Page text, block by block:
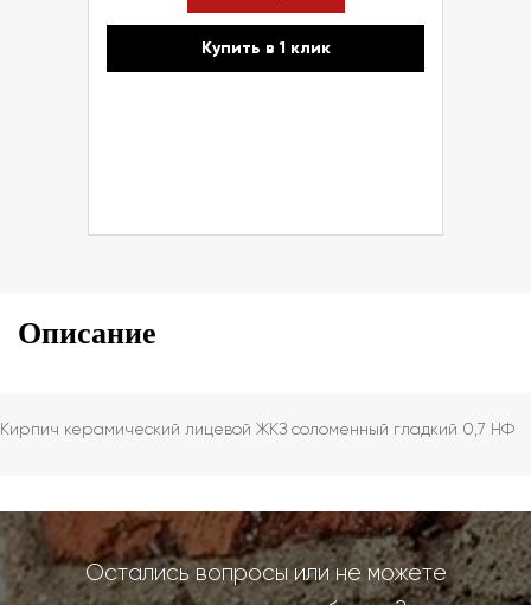
Купить в 1 клик
Описание
Кирпич керамический лицевой ЖКЗ соломенный гладкий 0,7 НФ
Остались вопросы или не можете